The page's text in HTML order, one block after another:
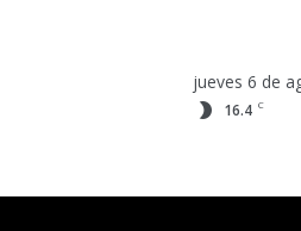
jueves 6 de
16.4 C